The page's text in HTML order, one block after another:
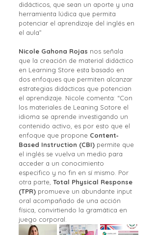
didácticos, que sean un aporte y una
herramienta lúdica que permita
potenciar el aprendizaje del inglés en
el aula”
Nicole Gahona Rojas nos señala
que la creación de material didáctico
en Learning Store esta basado en
dos enfoques que permiten alcanzar
estrategias didácticas que potencian
el aprendizaje. Nicole comenta: “Con
los materiales de Leaning Sotore el
idioma se aprende investigando un
contenido activo, es por esto que el
enfoque que propone Content‐
Based Instruction (CBI) permite que
el inglés se vuelva un medio para
acceder a un conocimiento
especifico y no fin en sí mismo. Por
otra parte, Total Physical Response
(TPR) promueve un abundante input
oral acompañado de una acción
física, convirtiendo la gramática en
juego corporal.